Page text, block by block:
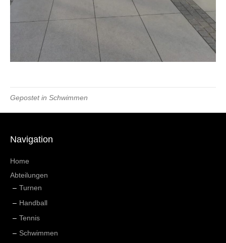
Gepostet in Schwimmen
Navigation
Home
Abteilungen
Turnen
Handball
Tennis
Schwimmen